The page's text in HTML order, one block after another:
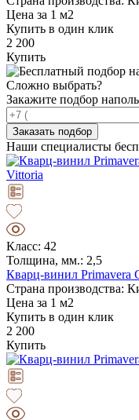
Цена за 1 м2
Купить в один клик
2 200
Купить
Сложно выбрать?
Закажите подбор
Заказать подбор
Наши специалисты
Класс: 42
Толщина, мм.: 2,5
Кварц-винил Primavera
Страна производства:
Цена за 1 м2
Купить в один клик
2 200
Купить